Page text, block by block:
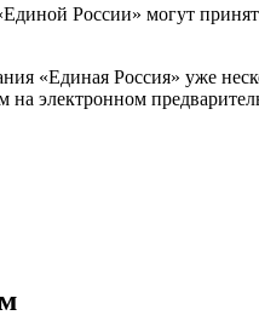
России» могут
«Единая Россия» уже
на электронном